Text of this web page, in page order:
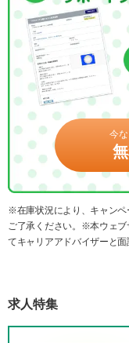
今
※在庫状況により、キャンペ
ご了承ください。※本ウェ
てキャリアアドバイザーと面
求人特集